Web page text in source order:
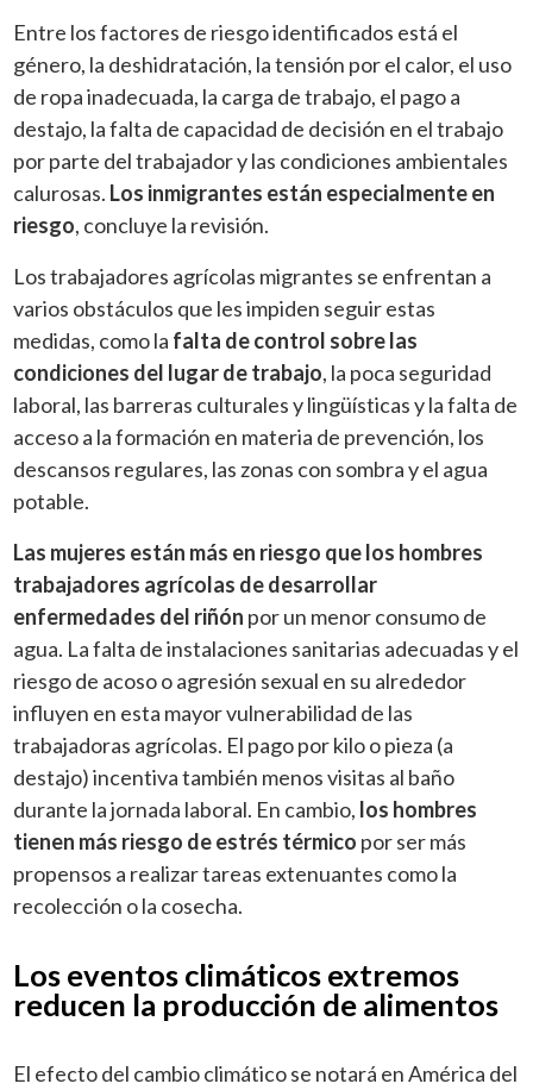
Entre los factores de riesgo identificados está el
género, la deshidratación, la tensión por el calor, el uso
de ropa inadecuada, la carga de trabajo, el pago a
destajo, la falta de capacidad de decisión en el trabajo
por parte del trabajador y las condiciones ambientales
calurosas. Los inmigrantes están especialmente en
riesgo, concluye la revisión.
Los trabajadores agrícolas migrantes se enfrentan a
varios obstáculos que les impiden seguir estas
medidas, como la falta de control sobre las
condiciones del lugar de trabajo, la poca seguridad
laboral, las barreras culturales y lingüísticas y la falta de
acceso a la formación en materia de prevención, los
descansos regulares, las zonas con sombra y el agua
potable.
Las mujeres están más en riesgo que los hombres
trabajadores agrícolas de desarrollar
enfermedades del riñón por un menor consumo de
agua. La falta de instalaciones sanitarias adecuadas y el
riesgo de acoso o agresión sexual en su alrededor
influyen en esta mayor vulnerabilidad de las
trabajadoras agrícolas. El pago por kilo o pieza (a
destajo) incentiva también menos visitas al baño
durante la jornada laboral. En cambio, los hombres
tienen más riesgo de estrés térmico por ser más
propensos a realizar tareas extenuantes como la
recolección o la cosecha.
Los eventos climáticos extremos
reducen la producción de alimentos
El efecto del cambio climático se notará en América del